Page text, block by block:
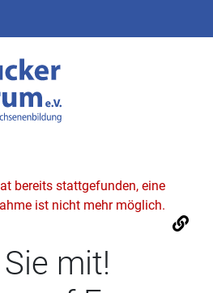
bereits stattgefunden, eine
ist nicht mehr möglich.
mit!